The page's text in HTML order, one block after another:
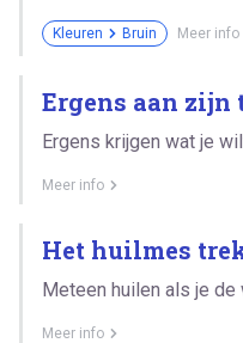
Kleuren Bruin Meer info
Ergens aan zijn
Ergens krijgen wat je
Meer info
Het huilmes
Meteen huilen als je de
Meer info